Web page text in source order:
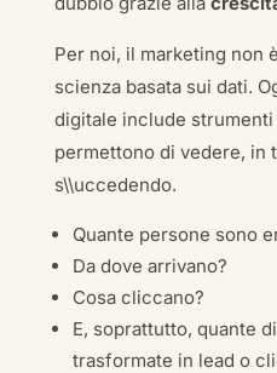
Per noi, il marketing non
scienza basata sui dati.
digitale include
permettono di vedere, in
s\\uccedendo.
Quante persone sono
Da dove arrivano?
Cosa cliccano?
E, soprattutto, quante
trasformate in lead o